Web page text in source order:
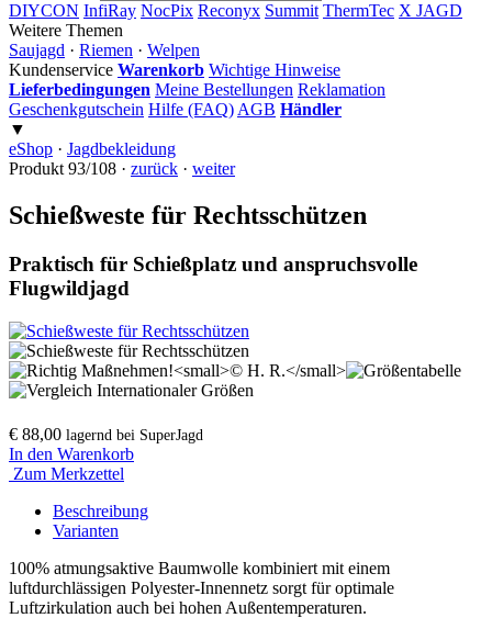
DIYCON InfiRay NocPix Reconyx Summit ThermTec X JAGD
Weitere Themen
Saujagd · Riemen · Welpen
Kundenservice Warenkorb Wichtige Hinweise
Lieferbedingungen Meine Bestellungen Reklamation
Geschenkgutschein Hilfe (FAQ) AGB Händler
▼
eShop · Jagdbekleidung
Produkt 93/108 · zurück · weiter
Schießweste für Rechtsschützen
Praktisch für Schießplatz und anspruchsvolle
Flugwildjagd
€ 88,00 lagernd bei SuperJagd
In den Warenkorb
Zum Merkzettel
Beschreibung
Varianten
100% atmungsaktive Baumwolle kombiniert mit einem
luftdurchlässigen Polyester-Innennetz sorgt für optimale
Luftzirkulation auch bei hohen Außentemperaturen.